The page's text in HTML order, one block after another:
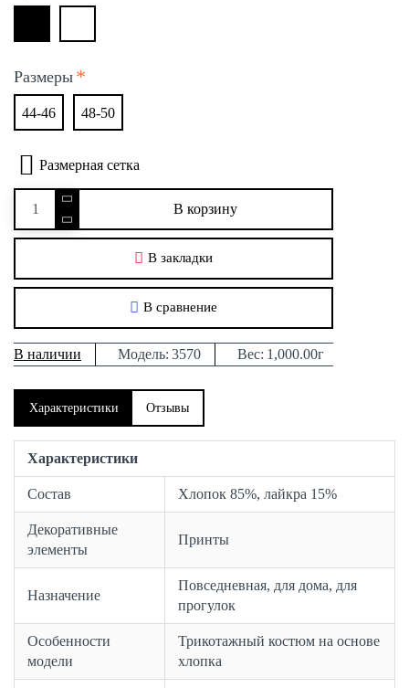
В наличии Модель: 3570 Вес: 1,000.00г
Размеры
44-46 48-50
В корзину
В закладки
В сравнение
Размерная сетка
Характеристики Отзывы
Характеристики
Состав Хлопок 85%, лайкра 15%
Декоративные
элементы
Принты
Назначение
Повседневная, для дома, для
прогулок
Особенности
модели
Трикотажный костюм на основе
хлопка